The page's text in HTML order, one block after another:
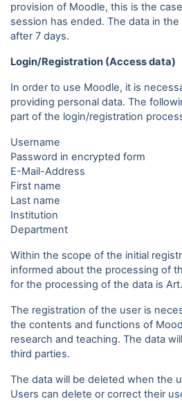
provision of Moodle, this is the
session has ended. The data in
after 7 days.
Login/Registration (Access data)
In order to use Moodle, it is
providing personal data. The
part of the login/registration
Username
Password in encrypted form
E-Mail-Address
First name
Last name
Institution
Department
Within the scope of the initial
informed about the processing of
for the processing of the data is Art.
The registration of the user is
the contents and functions of
research and teaching. The data
third parties.
The data will be deleted when the
Users can delete or correct their